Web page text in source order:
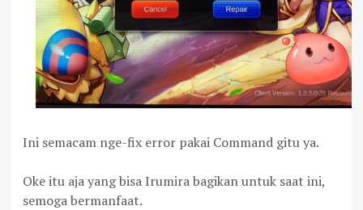
Ini semacam nge-fix error pakai Command gitu ya.
Oke itu aja yang bisa Irumira bagikan untuk saat ini,
semoga bermanfaat.